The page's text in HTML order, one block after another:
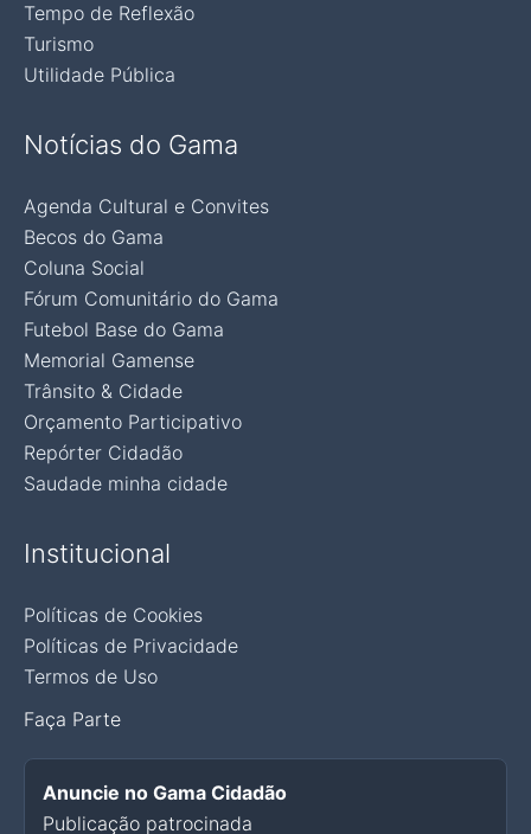
Tempo de Reflexão
Turismo
Utilidade Pública
Notícias do Gama
Agenda Cultural e Convites
Becos do Gama
Coluna Social
Fórum Comunitário do Gama
Futebol Base do Gama
Memorial Gamense
Trânsito & Cidade
Orçamento Participativo
Repórter Cidadão
Saudade minha cidade
Institucional
Políticas de Cookies
Políticas de Privacidade
Termos de Uso
Faça Parte
Anuncie no Gama Cidadão
Publicação patrocinada